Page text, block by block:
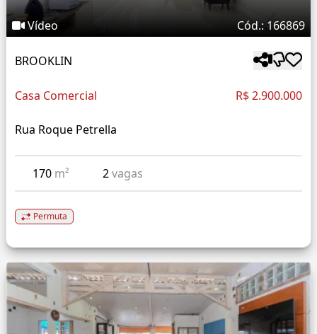
Vídeo Cód.: 166869
BROOKLIN
Casa Comercial R$ 2.900.000
Rua Roque Petrella
170 m² 2vagas
Permuta